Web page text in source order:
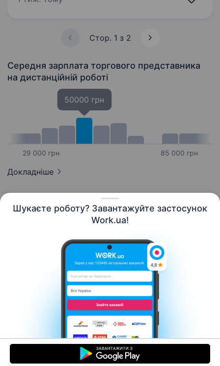
Шукаєте роботу? Завантажуйте застосунок
Work.ua!
продажів і готовий працювати…
Стор. 1 з 2
Середня зарплата торгового представника
на дистанційній роботі
29 000 грн
50000 грн
85 000 грн
Докладніше
Контакти Про нас
Кар’єра
Допомога Умови використання